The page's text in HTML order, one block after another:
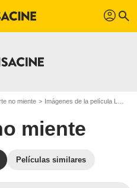
profil search
no miente Imágenes de la película La muerte no miente
miente
Películas similares